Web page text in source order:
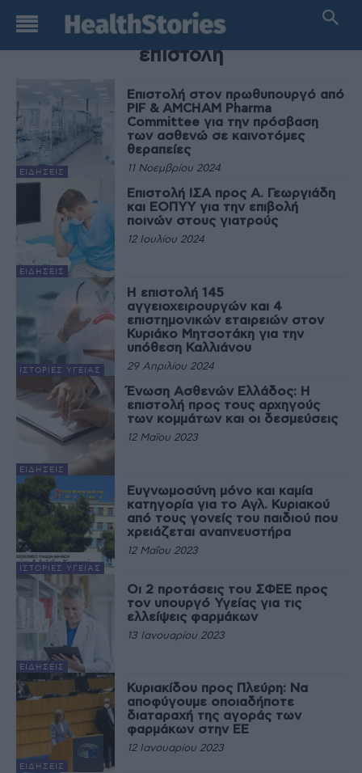
TAG
επιστολή
ΕΙΔΉΣΕΙΣ
Επιστολή στον πρωθυπουργό από
PIF & AMCHAM Pharma
Committee για την πρόσβαση
των ασθενώ σε καινοτόμες
θεραπείες
11 Νοεμβρίου 2024
ΕΙΔΉΣΕΙΣ
Επιστολή ΙΣΑ προς Α. Γεωργιάδη
και ΕΟΠΥΥ για την επιβολή
ποινών στους γιατρούς
12 Ιουλίου 2024
ΙΣΤΟΡΊΕΣ ΥΓΕΊΑΣ
Η επιστολή 145
αγγειοχειρουργών και 4
επιστημονικών εταιρειών στον
Κυριάκο Μητσοτάκη για την
υπόθεση Καλλιάνου
29 Απριλίου 2024
ΕΙΔΉΣΕΙΣ
Ένωση Ασθενών Ελλάδος: Η
επιστολή προς τους αρχηγούς
των κομμάτων και οι δεσμεύσεις
12 Μαΐου 2023
ΙΣΤΟΡΊΕΣ ΥΓΕΊΑΣ
Ευγνωμοσύνη μόνο και καμία
κατηγορία για το Αγλ. Κυριακού
από τους γονείς του παιδιού που
χρειάζεται αναπνευστήρα
12 Μαΐου 2023
ΕΙΔΉΣΕΙΣ
Οι 2 προτάσεις του ΣΦΕΕ προς
τον υπουργό Υγείας για τις
ελλείψεις φαρμάκων
13 Ιανουαρίου 2023
ΕΙΔΉΣΕΙΣ
Κυριακίδου προς Πλεύρη: Να
αποφύγουμε οποιαδήποτε
διαταραχή της αγοράς των
φαρμάκων στην ΕΕ
12 Ιανουαρίου 2023